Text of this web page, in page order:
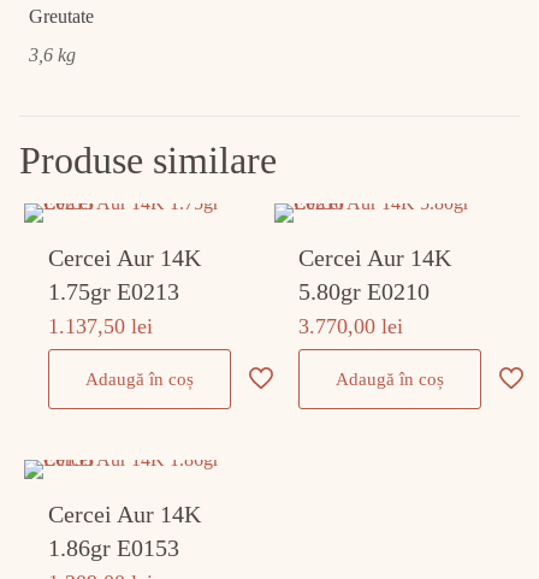
Greutate
3,6 kg
Produse similare
Cercei Aur 14K
1.75gr E0213
1.137,50lei
Adaugă în coș
Cercei Aur 14K
5.80gr E0210
3.770,00lei
Adaugă în coș
Cercei Aur 14K
1.86gr E0153